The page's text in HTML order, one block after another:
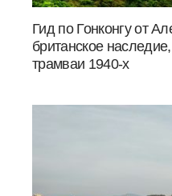
Гид по Гонконгу от
британское
трамваи 1940-х